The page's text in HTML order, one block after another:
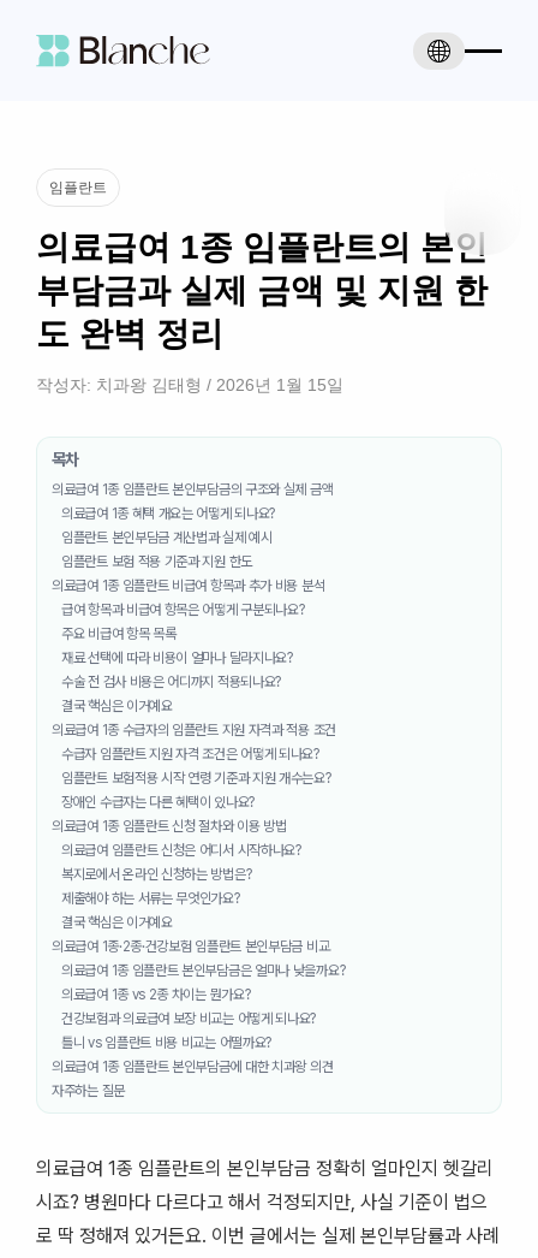
임플란트
의료급여 1종 임플란트의 본인
부담금과 실제 금액 및 지원 한
도 완벽 정리
작성자: 치과왕 김태형 / 2026년 1월 15일
목차
의료급여 1종 임플란트 본인부담금의 구조와 실제 금액
의료급여 1종 혜택 개요는 어떻게 되나요?
임플란트 본인부담금 계산법과 실제 예시
임플란트 보험 적용 기준과 지원 한도
의료급여 1종 임플란트 비급여 항목과 추가 비용 분석
급여 항목과 비급여 항목은 어떻게 구분되나요?
주요 비급여 항목 목록
재료 선택에 따라 비용이 얼마나 달라지나요?
수술 전 검사 비용은 어디까지 적용되나요?
결국 핵심은 이거예요
의료급여 1종 수급자의 임플란트 지원 자격과 적용 조건
수급자 임플란트 지원 자격 조건은 어떻게 되나요?
임플란트 보험적용 시작 연령 기준과 지원 개수는요?
장애인 수급자는 다른 혜택이 있나요?
의료급여 1종 임플란트 신청 절차와 이용 방법
의료급여 임플란트 신청은 어디서 시작하나요?
복지로에서 온라인 신청하는 방법은?
제출해야 하는 서류는 무엇인가요?
결국 핵심은 이거예요
의료급여 1종·2종·건강보험 임플란트 본인부담금 비교
의료급여 1종 임플란트 본인부담금은 얼마나 낮을까요?
의료급여 1종 vs 2종 차이는 뭔가요?
건강보험과 의료급여 보장 비교는 어떻게 되나요?
틀니 vs 임플란트 비용 비교는 어떨까요?
의료급여 1종 임플란트 본인부담금에 대한 치과왕 의견
자주하는 질문
의료급여 1종 임플란트의 본인부담금 정확히 얼마인지 헷갈리
시죠? 병원마다 다르다고 해서 걱정되지만, 사실 기준이 법으
로 딱 정해져 있거든요. 이번 글에서는 실제 본인부담률과 사례